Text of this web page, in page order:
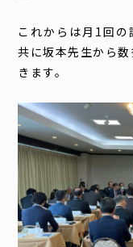
これからは月1回
共に坂本先生から
きます。